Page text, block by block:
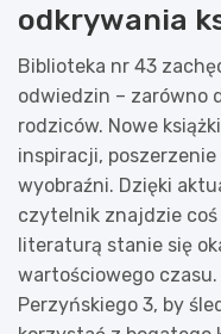
odkrywania
Biblioteka nr 43
odwiedzin – zarówno
rodziców. Nowe
inspiracji,
wyobraźni. Dzięki
czytelnik znajdzie coś
literaturą stanie się
wartościowego
Perzyńskiego 3, by